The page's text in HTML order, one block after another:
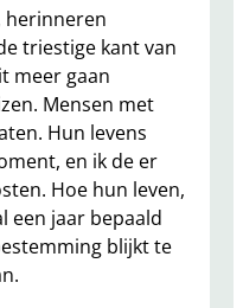
herinneren
triestige kant van
meer gaan
Mensen met
Hun levens
en ik de er
Hoe hun leven,
een jaar bepaald
blijkt te